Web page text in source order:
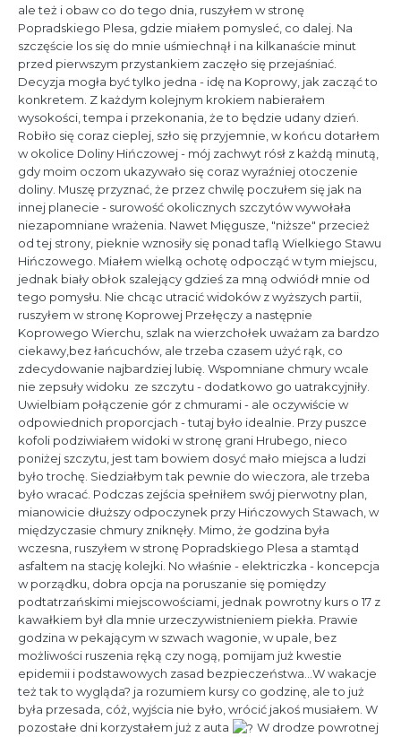
ale też i obaw co do tego dnia, ruszyłem w stronę
Popradskiego Plesa, gdzie miałem pomysleć, co dalej. Na
szczęście los się do mnie uśmiechnął i na kilkanaście minut
przed pierwszym przystankiem zaczęło się przejaśniać.
Decyzja mogła być tylko jedna - idę na Koprowy, jak zacząć to
konkretem. Z każdym kolejnym krokiem nabierałem
wysokości, tempa i przekonania, że to będzie udany dzień.
Robiło się coraz cieplej, szło się przyjemnie, w końcu dotarłem
w okolice Doliny Hińczowej - mój zachwyt rósł z każdą minutą,
gdy moim oczom ukazywało się coraz wyraźniej otoczenie
doliny. Muszę przyznać, że przez chwilę poczułem się jak na
innej planecie - surowość okolicznych szczytów wywołała
niezapomniane wrażenia. Nawet Mięgusze, "niższe" przecież
od tej strony, pieknie wznosiły się ponad taflą Wielkiego Stawu
Hińczowego. Miałem wielką ochotę odpocząć w tym miejscu,
jednak biały obłok szalejący gdzieś za mną odwiódł mnie od
tego pomysłu. Nie chcąc utracić widoków z wyższych partii,
ruszyłem w stronę Koprowej Przełęczy a następnie
Koprowego Wierchu, szlak na wierzchołek uważam za bardzo
ciekawy,bez łańcuchów, ale trzeba czasem użyć rąk, co
zdecydowanie najbardziej lubię. Wspomniane chmury wcale
nie zepsuły widoku ze szczytu - dodatkowo go uatrakcyjniły.
Uwielbiam połączenie gór z chmurami - ale oczywiście w
odpowiednich proporcjach - tutaj było idealnie. Przy puszce
kofoli podziwiałem widoki w stronę grani Hrubego, nieco
poniżej szczytu, jest tam bowiem dosyć mało miejsca a ludzi
było trochę. Siedziałbym tak pewnie do wieczora, ale trzeba
było wracać. Podczas zejścia spełniłem swój pierwotny plan,
mianowicie dłuższy odpoczynek przy Hińczowych Stawach, w
międzyczasie chmury zniknęły. Mimo, że godzina była
wczesna, ruszyłem w stronę Popradskiego Plesa a stamtąd
asfaltem na stację kolejki. No właśnie - elektriczka - koncepcja
w porządku, dobra opcja na poruszanie się pomiędzy
podtatrzańskimi miejscowościami, jednak powrotny kurs o 17 z
kawałkiem był dla mnie urzeczywistnieniem piekła. Prawie
godzina w pekającym w szwach wagonie, w upale, bez
możliwości ruszenia ręką czy nogą, pomijam już kwestie
epidemii i podstawowych zasad bezpieczeństwa...W wakacje
też tak to wygląda? ja rozumiem kursy co godzinę, ale to już
była przesada, cóż, wyjścia nie było, wrócić jakoś musiałem. W
pozostałe dni korzystałem już z auta
W drodze powrotnej